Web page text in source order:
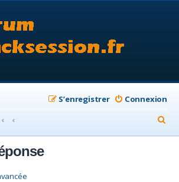
Connexion
S’enregistrer
e